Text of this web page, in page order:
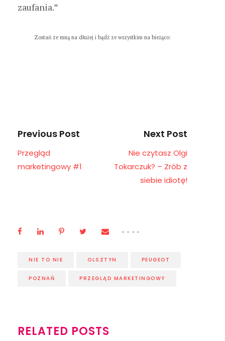
zaufania.”
Zostań ze mną na dłużej i bądź ze wszystkim na bieżąco:
Previous Post
Przegląd
marketingowy #1
Next Post
Nie czytasz Olgi
Tokarczuk? – Zrób z
siebie idiotę!
NIE TO NIE OLSZTYN PEUGEOT
POZNAŃ PRZEGLĄD MARKETINGOWY
RELATED POSTS